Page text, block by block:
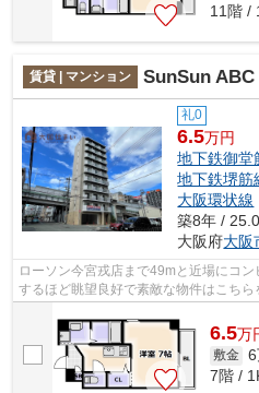
11階 /
賃貸 | マンション SunSun ABC
礼0
6.5万円
地下鉄御堂
地下鉄堺筋
大阪環状線
築8年 /
大阪府大阪
ローソン今宮戎店まで49mと近場にコ
するほど眺望良好で素敵な物件はこちら
可能な物件。内装もきれいな一押しの築
6.5万
敷金 6
7階 /